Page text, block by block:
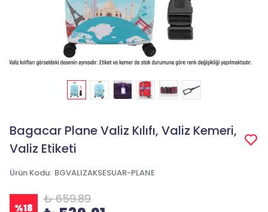
Bagacar Plane Valiz Kılıfı, Valiz Kemeri,
Valiz Etiketi
Ürün Kodu: BGVALIZAKSESUAR-PLANE
%18
₺ 659.89